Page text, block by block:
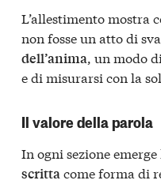
L’allestimento mostra
non fosse un atto di
dell’anima, un modo
e di misurarsi con la
Il valore della parola
In ogni sezione
scrittacome forma di